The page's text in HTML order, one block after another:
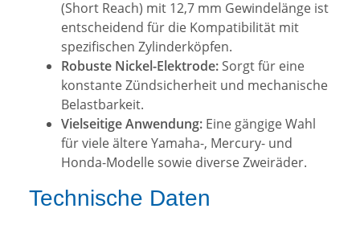
(Short Reach) mit 12,7 mm Gewindelänge ist
entscheidend für die Kompatibilität mit
spezifischen Zylinderköpfen.
Robuste Nickel-Elektrode: Sorgt für eine
konstante Zündsicherheit und mechanische
Belastbarkeit.
Vielseitige Anwendung: Eine gängige Wahl
für viele ältere Yamaha-, Mercury- und
Honda-Modelle sowie diverse Zweiräder.
Technische Daten